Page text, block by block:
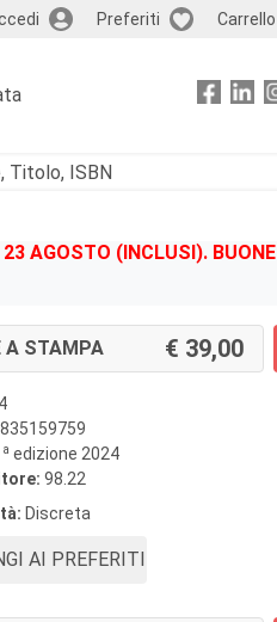
Preferiti Carrello
AGOSTO (INCLUSI). BUONE
A STAMPA 39,00
a edizione 2024
98.22
Discreta
AI PREFERITI